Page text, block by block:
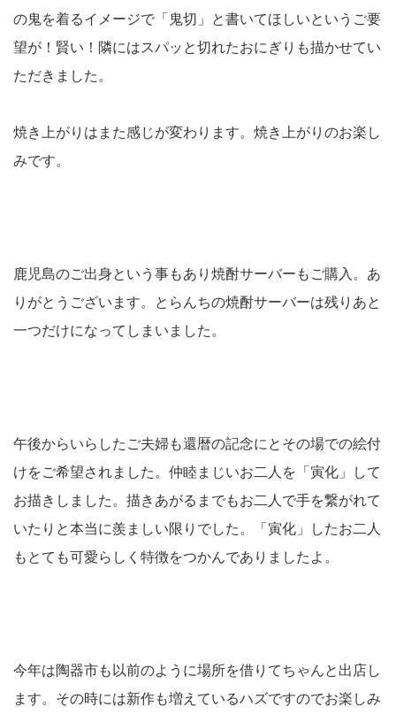
の鬼を着るイメージで「鬼切」と書いてほしいというご要
望が！賢い！隣にはスパッと切れたおにぎりも描かせてい
ただきました。
焼き上がりはまた感じが変わります。焼き上がりのお楽し
みです。
鹿児島のご出身という事もあり焼酎サーバーもご購入。あ
りがとうございます。とらんちの焼酎サーバーは残りあと
一つだけになってしまいました。
午後からいらしたご夫婦も還暦の記念にとその場での絵付
けをご希望されました。仲睦まじいお二人を「寅化」して
お描きしました。描きあがるまでもお二人で手を繋がれて
いたりと本当に羨ましい限りでした。「寅化」したお二人
もとても可愛らしく特徴をつかんでありましたよ。
今年は陶器市も以前のように場所を借りてちゃんと出店し
ます。その時には新作も増えているハズですのでお楽しみ